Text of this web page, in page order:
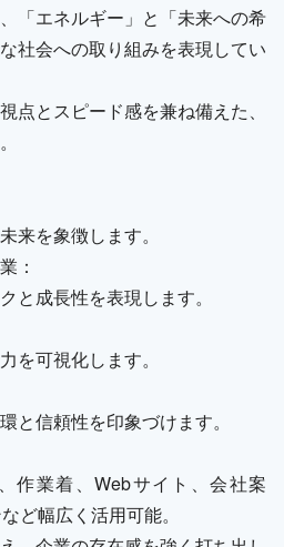
「エネルギー」と「未来への希
社会への取り組みを表現してい
点とスピード感を兼ね備えた、
来を象徴します。
：
と成長性を表現します。
を可視化します。
と信頼性を印象づけます。
作業着、Webサイト、会社案
ど幅広く活用可能。